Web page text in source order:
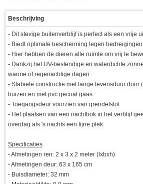
Beschrijving
- Dit stevige buitenverblijf is perfect als een vrije
- Biedt optimale bescherming tegen bedreigingen
- Hier hebben de dieren alle ruimte om vrij te
- Dankzij het UV-bestendige en waterdichte
warme of regenachtige dagen
- Stabiele constructie met lange levensduur door
buizen en met pvc gecoat gaas
- Toegangsdeur voorzien van grendelslot
- Het plaatsen van een nachthok in het verblijf
overdag als 's nachts een fijne plek
Specificaties
- Afmetingen ren: 2 x 3 x 2 meter (lxbxh)
- Afmetingen deur: 63 x 165 cm
- Buisdiameter: 32 mm